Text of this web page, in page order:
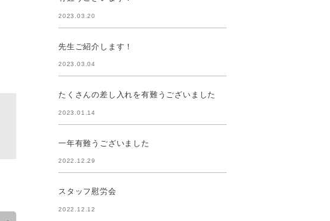
2023.03.20
先生ご紹介します！
2023.03.04
たくさんの差し入れを有難うございました
2023.01.14
一年有難うございました
2022.12.29
スタッフ慰労会
2022.12.12